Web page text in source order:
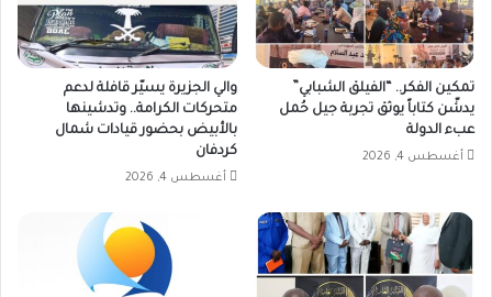
تمكين الفكر.. “الفيلق الشبابي”
يدشّن كتاباً يوثق تجربة جيل حُمل
عبء الدولة
أغسطس 4, 2026
والي الجزيرة يسيّر قافلة لدعم
متحركات الكرامة.. وتدشينها
بالأبيض بحضور قيادات شمال
كردفان
أغسطس 4, 2026